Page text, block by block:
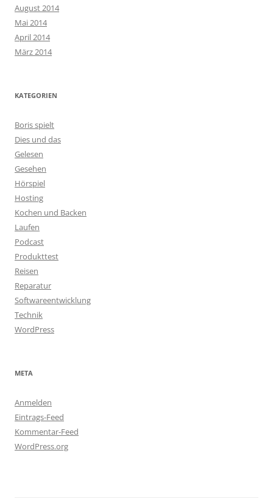
August 2014
Mai 2014
April 2014
März 2014
KATEGORIEN
Boris spielt
Dies und das
Gelesen
Gesehen
Hörspiel
Hosting
Kochen und Backen
Laufen
Podcast
Produkttest
Reisen
Reparatur
Softwareentwicklung
Technik
WordPress
META
Anmelden
Eintrags-Feed
Kommentar-Feed
WordPress.org